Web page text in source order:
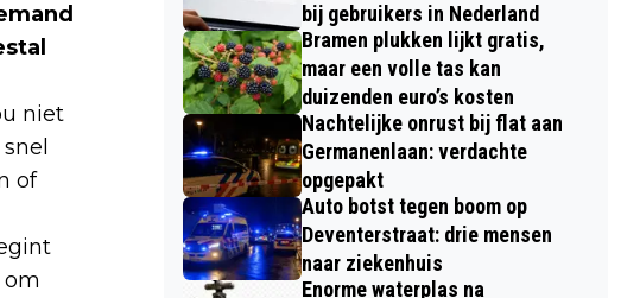
niet
of
bij gebruikers in Nederland
Bramen plukken lijkt gratis,
maar een volle tas kan
duizenden euro’s kosten
Nachtelijke onrust bij flat aan
Germanenlaan: verdachte
opgepakt
Auto botst tegen boom op
Deventerstraat: drie mensen
naar ziekenhuis
Enorme waterplas na